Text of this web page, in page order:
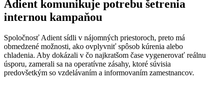
Adient komunikuje potrebu šetrenia
internou kampaňou
Spoločnosť Adient sídli v nájomných priestoroch, preto má
obmedzené možnosti, ako ovplyvniť spôsob kúrenia alebo
chladenia. Aby dokázali v čo najkratšom čase vygenerovať reálnu
úsporu, zamerali sa na operatívne zásahy, ktoré súvisia
predovšetkým so vzdelávaním a informovaním zamestnancov.